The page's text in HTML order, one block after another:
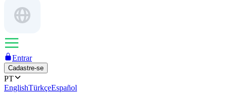
Entrar
Cadastre-se
PT
EnglishTürkçeEspañol